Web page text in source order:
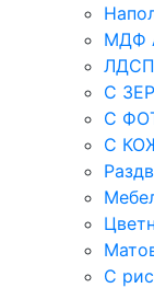
МДФ
ЛДСП
С
С
С
C